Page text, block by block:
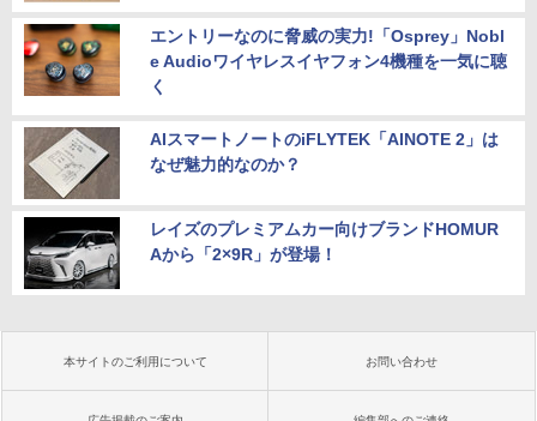
エントリーなのに脅威の実力!「Osprey」Nobl
e Audioワイヤレスイヤフォン4機種を一気に聴
く
AIスマートノートのiFLYTEK「AINOTE 2」は
なぜ魅力的なのか？
レイズのプレミアムカー向けブランドHOMUR
Aから「2×9R」が登場！
本サイトのご利用について お問い合わせ